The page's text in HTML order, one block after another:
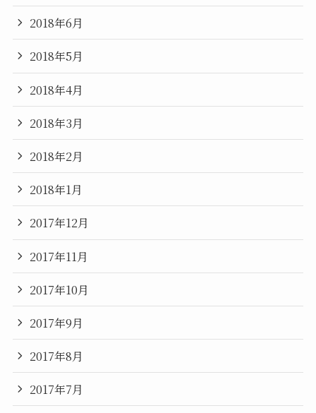
2018年6月
2018年5月
2018年4月
2018年3月
2018年2月
2018年1月
2017年12月
2017年11月
2017年10月
2017年9月
2017年8月
2017年7月